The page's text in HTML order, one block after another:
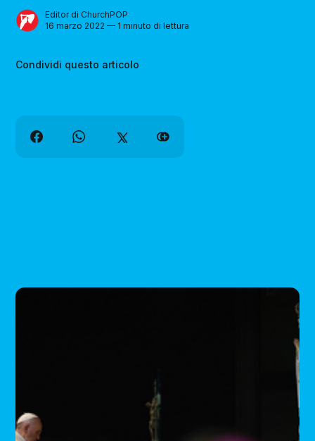
Editor di ChurchPOP
16 marzo 2022 — 1 minuto di lettura
Condividi questo articolo